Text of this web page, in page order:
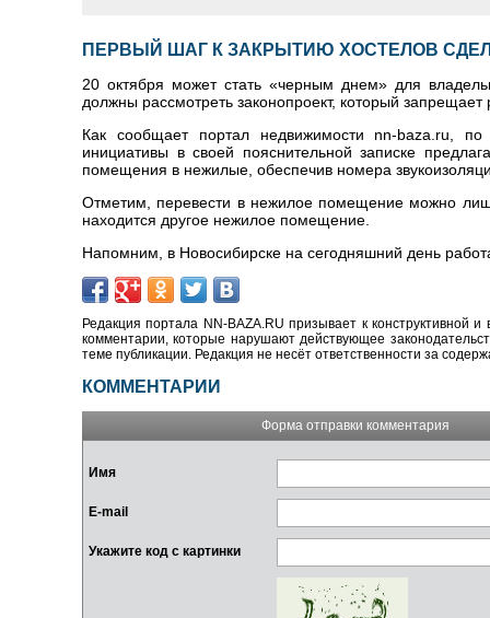
ПЕРВЫЙ ШАГ К ЗАКРЫТИЮ ХОСТЕЛОВ
20 октября может стать «черным днем» для
должны рассмотреть законопроект, который
Как сообщает портал недвижимости nn-baza.ru,
инициативы в своей пояснительной записке
помещения в нежилые, обеспечив номера
Отметим, перевести в нежилое помещение можно
находится другое нежилое помещение.
Напомним, в Новосибирске на сегодняшний день
Редакция портала NN-BAZA.RU призывает к конструктивной
комментарии, которые нарушают действующее
теме публикации. Редакция не несёт ответственности за
КОММЕНТАРИИ
Форма отправки комментария
Имя
E-mail
Укажите код с картинки